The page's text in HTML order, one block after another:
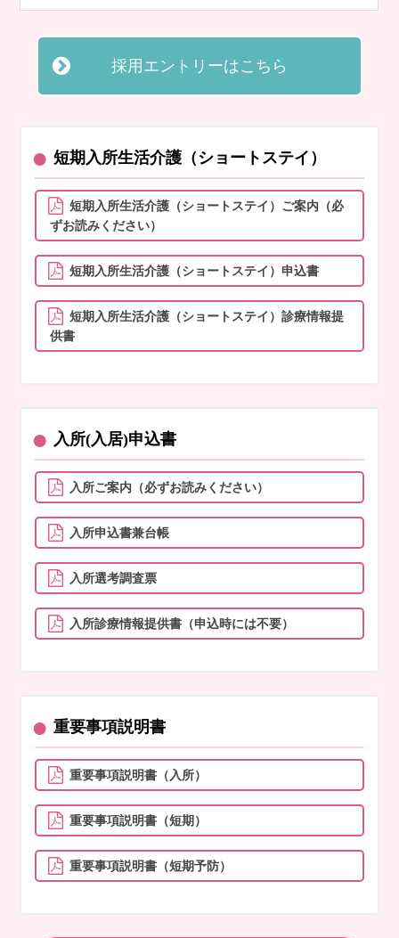
採用エントリーはこちら
● 短期入所生活介護（ショートステイ）
短期入所生活介護（ショートステイ）ご案内（必
ずお読みください）
短期入所生活介護（ショートステイ）申込書
短期入所生活介護（ショートステイ）診療情報提
供書
● 入所(入居)申込書
入所ご案内（必ずお読みください）
入所申込書兼台帳
入所選考調査票
入所診療情報提供書（申込時には不要）
● 重要事項説明書
重要事項説明書（入所）
重要事項説明書（短期）
重要事項説明書（短期予防）